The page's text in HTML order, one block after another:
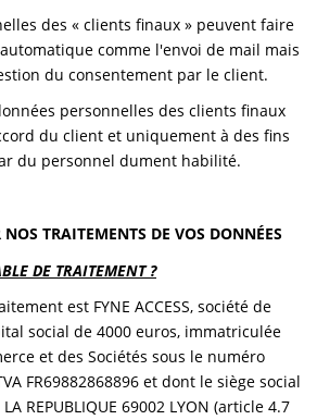
des « clients finaux » peuvent faire
comme l'envoi de mail mais
du consentement par le client.
personnelles des clients finaux
du client et uniquement à des fins
du personnel dument habilité.
TRAITEMENTS DE VOS DONNÉES
DE TRAITEMENT ?
est FYNE ACCESS, société de
social de 4000 euros, immatriculée
et des Sociétés sous le numéro
FR69882868896 et dont le siège social
REPUBLIQUE 69002 LYON (article 4.7